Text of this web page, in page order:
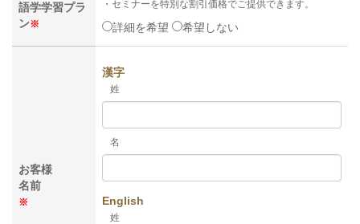
語学学習プラ
ン※
・セミナーを特別な割引価格でご提供できます。
詳細を希望 希望しない
お客様
名前
※
漢字
姓
名
English
姓